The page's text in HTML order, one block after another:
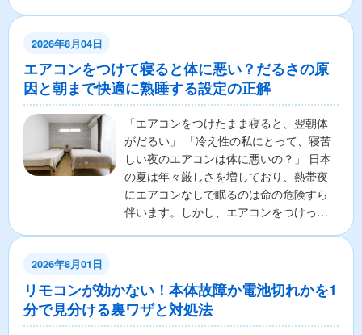
2026年8月04日
エアコンをつけて寝ると体に悪い？だるさの原
因と朝まで快適に熟睡する設定の正解
「エアコンをつけたまま寝ると、翌朝体
がだるい」 「冷え性の私にとって、寝苦
しい夜のエアコンは体に悪いの？」 日本
の夏は年々厳しさを増しており、熱帯夜
にエアコンなしで眠るのは命の危険すら
伴います。しかし、エアコンをつけっぱ
2026年8月01日
リモコンが効かない！本体故障か電池切れかを1
分で見分ける裏ワザと対処法